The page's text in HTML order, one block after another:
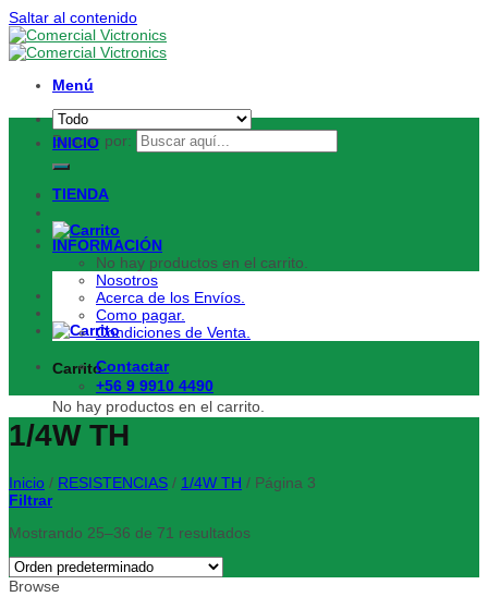
Saltar al contenido
Menú
Buscar por:
No hay productos en el carrito.
Carrito
No hay productos en el carrito.
INICIO
TIENDA
INFORMACIÓN
Nosotros
Acerca de los Envíos.
Como pagar.
Condiciones de Venta.
Contactar
+56 9 9910 4490
1/4W TH
Inicio / RESISTENCIAS / 1/4W TH / Página 3
Filtrar
Mostrando 25–36 de 71 resultados
Browse